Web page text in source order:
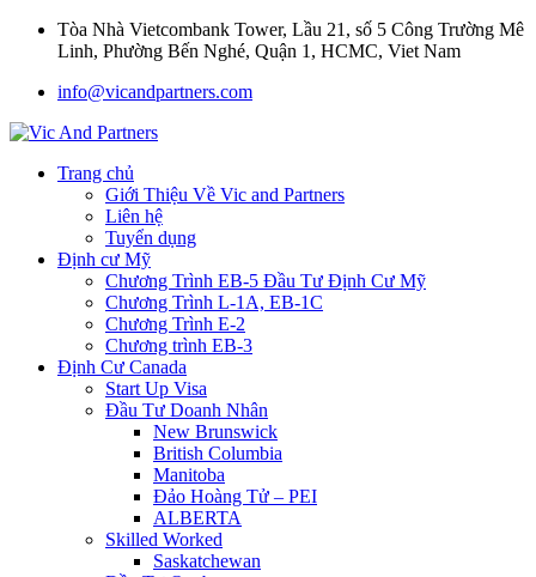
Tòa Nhà Vietcombank Tower, Lầu 21, số 5 Công Trường Mê
Linh, Phường Bến Nghé, Quận 1, HCMC, Viet Nam
info@vicandpartners.com
Trang chủ
Giới Thiệu Về Vic and Partners
Liên hệ
Tuyển dụng
Định cư Mỹ
Chương Trình EB-5 Đầu Tư Định Cư Mỹ
Chương Trình L-1A, EB-1C
Chương Trình E-2
Chương trình EB-3
Định Cư Canada
Start Up Visa
Đầu Tư Doanh Nhân
New Brunswick
British Columbia
Manitoba
Đảo Hoàng Tử – PEI
ALBERTA
Skilled Worked
Saskatchewan